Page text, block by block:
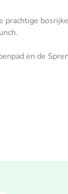
en de